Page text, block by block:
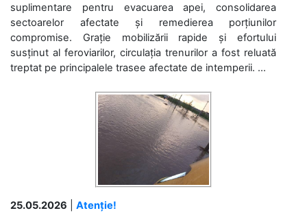
suplimentare pentru evacuarea apei, consolidarea
sectoarelor afectate și remedierea porțiunilor
compromise. Grație mobilizării rapide și efortului
susținut al feroviarilor, circulația trenurilor a fost reluată
treptat pe principalele trasee afectate de intemperii. ...
25.05.2026
Atenție!